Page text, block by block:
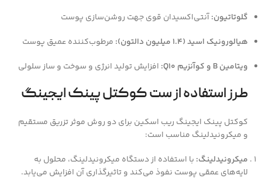
گلوتاتیون:آنتی‌اکسیدان قوی جهت روشن‌سازی پوست
هیالورونیک اسید (۱.۴ میلیون دالتون):
مرطوب‌کننده عمیق پوست
ویتامین B و کوآنزیم Q10:
افزایش تولید انرژی و سوخت و ساز سلولی
طرز استفاده از ست کوکتل پینک ایجینگ
کوکتل پینک ایجینگ ریب اسکین برای دو روش موثر تزریق مستقیم
و میکرونیدلینگ مناسب است:
میکرونیدلینگ: با استفاده از دستگاه میکرونیدلینگ، محلول به
لایه‌های عمقی پوست نفوذ می‌کند و تاثیرگذاری آن افزایش می‌یابد.